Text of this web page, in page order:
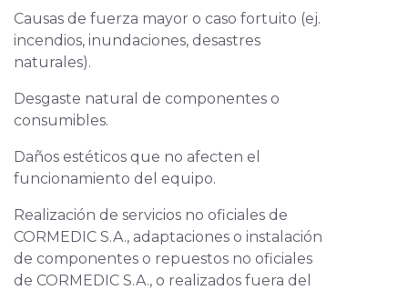
Causas de fuerza mayor o caso fortuito (ej.
incendios, inundaciones, desastres
naturales).
Desgaste natural de componentes o
consumibles.
Daños estéticos que no afecten el
funcionamiento del equipo.
Realización de servicios no oficiales de
CORMEDIC S.A., adaptaciones o instalación
de componentes o repuestos no oficiales
de CORMEDIC S.A., o realizados fuera del